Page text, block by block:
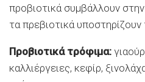
προβιοτικά συμβάλλουν
τα πρεβιοτικά
Προβιοτικά τρόφιμα:
καλλιέργειες, κεφίρ,